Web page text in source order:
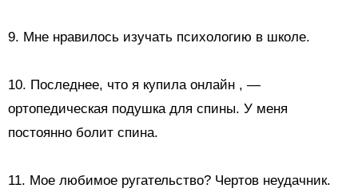
9. Мне нравилось изучать психологию в школе.
10. Последнее, что я купила онлайн , —
ортопедическая подушка для спины. У меня
постоянно болит спина.
11. Мое любимое ругательство? Чертов неудачник.